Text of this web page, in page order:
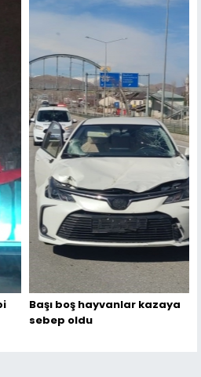
Başı boş hayvanlar kazaya
sebep oldu